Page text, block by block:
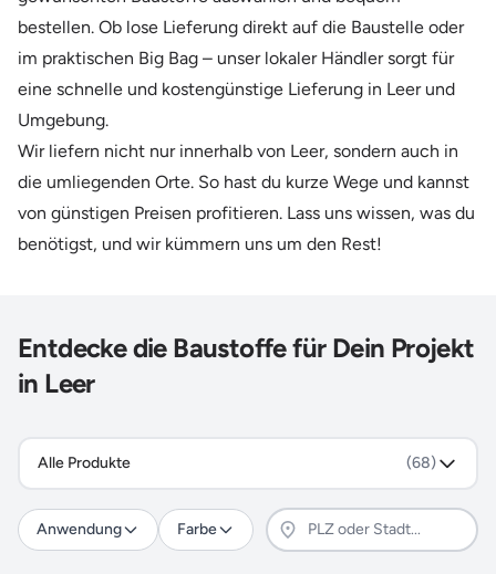
bestellen. Ob lose Lieferung direkt auf die Baustelle oder
im praktischen Big Bag – unser lokaler Händler sorgt für
eine schnelle und kostengünstige Lieferung in Leer und
Umgebung.
Wir liefern nicht nur innerhalb von Leer, sondern auch in
die umliegenden Orte. So hast du kurze Wege und kannst
von günstigen Preisen profitieren. Lass uns wissen, was du
benötigst, und wir kümmern uns um den Rest!
Entdecke die Baustoffe für Dein Projekt
in Leer
Alle Produkte (68)
Anwendung Farbe